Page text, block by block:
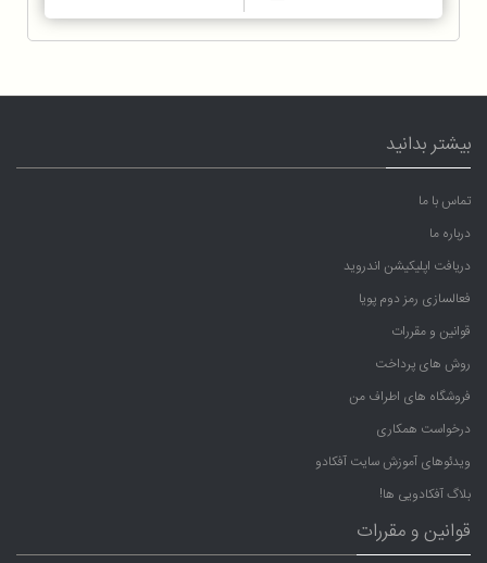
بیشتر بدانید
تماس با ما
درباره ما
دریافت اپلیکیشن اندروید
فعالسازی رمز دوم پویا
قوانین و مقررات
روش های پرداخت
فروشگاه های اطراف من
درخواست همکاری
ویدئوهای آموزش سایت آفکادو
بلاگ آفکادویی ها!
قوانین و مقررات